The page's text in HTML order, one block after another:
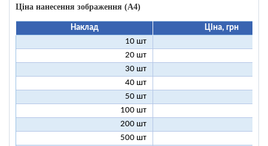
Ціна нанесення зображення (А4)
Наклад
Ціна, грн
10 шт
20 шт
30 шт
40 шт
50 шт
100 шт
200 шт
500 шт